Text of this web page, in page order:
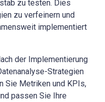
zu testen. Dies
zu verfeinern und
implementiert
der Implementierung
Strategien
Sie Metriken und KPIs,
passen Sie Ihre